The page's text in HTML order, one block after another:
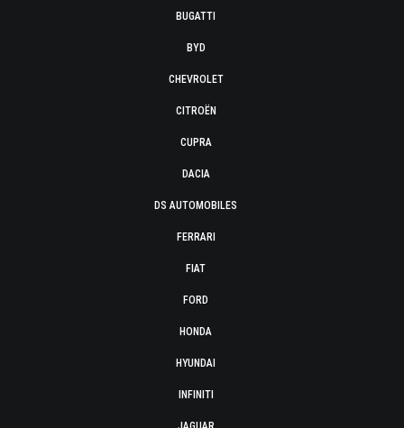
BUGATTI
BYD
CHEVROLET
CITROËN
CUPRA
DACIA
DS AUTOMOBILES
FERRARI
FIAT
FORD
HONDA
HYUNDAI
INFINITI